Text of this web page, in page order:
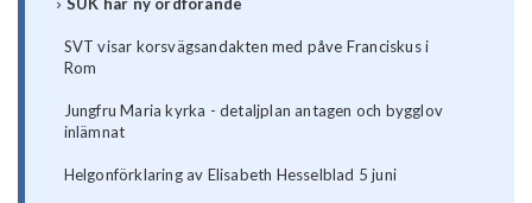
SUK har ny ordförande
SVT visar korsvägsandakten med påve Franciskus i
Rom
Jungfru Maria kyrka - detaljplan antagen och bygglov
inlämnat
Helgonförklaring av Elisabeth Hesselblad 5 juni